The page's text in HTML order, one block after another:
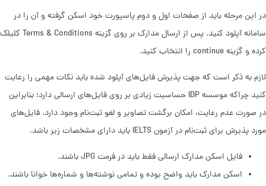
در این مرحله باید از صفحات اول و دوم پاسپورت خود اسکن گرفته و آن را در
سامانه آپلود کنید. پس از ارسال مدارک بر روی گزینه Terms & Conditions کلیلک
کرده و گزینه continue را انتخاب کنید.
لازم به ذکر است که جهت پذیرش فایل‌های آپلود شده باید نکات مهمی را رعایت
کنید چراکه موسسه IDP حساسیت زیادی بر روی فایل‌های ارسالی دارد؛ بنابراین
در صورت عدم رعایت، امکان برگشت تصاویر و لغو ثبت‌نام وجود دارد. فایل‌های
مورد پذیرش برای ثبت‌نام در آزمون IELTS باید دارای مشخصات زیر باشد.
فایل اسکن مدارک ارسالی فقط باید در فرمت JPG باشند.
اسکن مدارک باید واضح بوده و تمامی نوشته‌ها و شماره‌ها خوانا باشند.